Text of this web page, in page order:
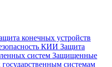
конечных устройств
КИИ Защита
систем Защищенные
системам